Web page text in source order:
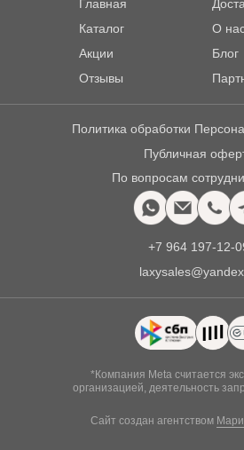
Главная
Каталог
Акции
Отзывы
О
Блог
Политика обработки
Публичная
По вопросам
*Компания Meta считается
организацией, деятельность
Сайт создан агентством
+7 964 197-12-